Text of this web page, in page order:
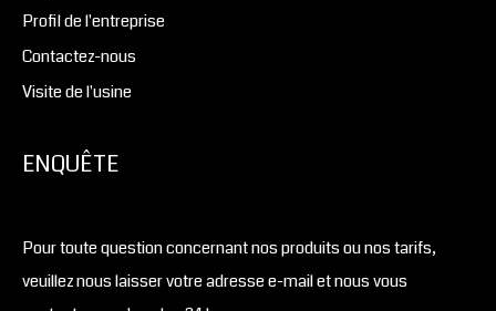
Profil de l'entreprise
Contactez-nous
Visite de l'usine
ENQUÊTE
Pour toute question concernant nos produits ou nos tarifs,
veuillez nous laisser votre adresse e-mail et nous vous